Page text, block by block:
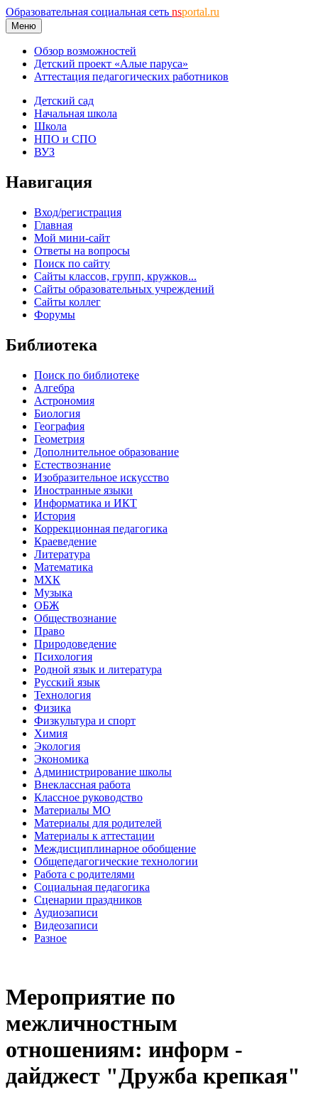
Образовательная социальная сеть nsportal.ru
Меню
Обзор возможностей
Детский проект «Алые паруса»
Аттестация педагогических работников
Детский сад
Начальная школа
Школа
НПО и СПО
ВУЗ
Навигация
Вход/регистрация
Главная
Мой мини-сайт
Ответы на вопросы
Поиск по сайту
Сайты классов, групп, кружков...
Сайты образовательных учреждений
Сайты коллег
Форумы
Библиотека
Поиск по библиотеке
Алгебра
Астрономия
Биология
География
Геометрия
Дополнительное образование
Естествознание
Изобразительное искусство
Иностранные языки
Информатика и ИКТ
История
Коррекционная педагогика
Краеведение
Литература
Математика
МХК
Музыка
ОБЖ
Обществознание
Право
Природоведение
Психология
Родной язык и литература
Русский язык
Технология
Физика
Физкультура и спорт
Химия
Экология
Экономика
Администрирование школы
Внеклассная работа
Классное руководство
Материалы МО
Материалы для родителей
Материалы к аттестации
Междисциплинарное обобщение
Общепедагогические технологии
Работа с родителями
Социальная педагогика
Сценарии праздников
Аудиозаписи
Видеозаписи
Разное
Мероприятие по
межличностным
отношениям: информ -
дайджест "Дружба крепкая"